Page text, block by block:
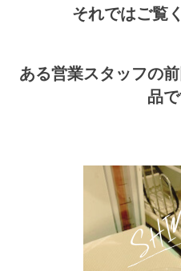
それではご覧
ある営業スタッフの
品で